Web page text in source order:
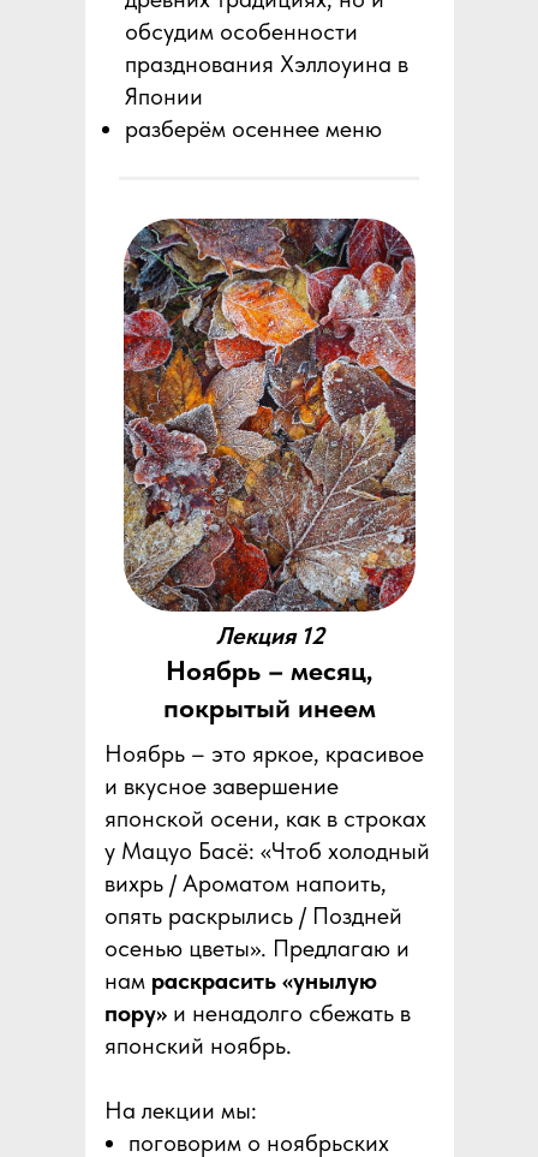
обсудим особенности
празднования Хэллоуина в
Японии
разберём осеннее меню
Лекция 12
Ноябрь – месяц,
покрытый инеем
Ноябрь – это яркое, красивое
и вкусное завершение
японской осени, как в строках
у Мацуо Басё: «Чтоб холодный
вихрь / Ароматом напоить,
опять раскрылись / Поздней
осенью цветы». Предлагаю и
нам раскрасить «унылую
пору» и ненадолго сбежать в
японский ноябрь.
На лекции мы:
поговорим о ноябрьских